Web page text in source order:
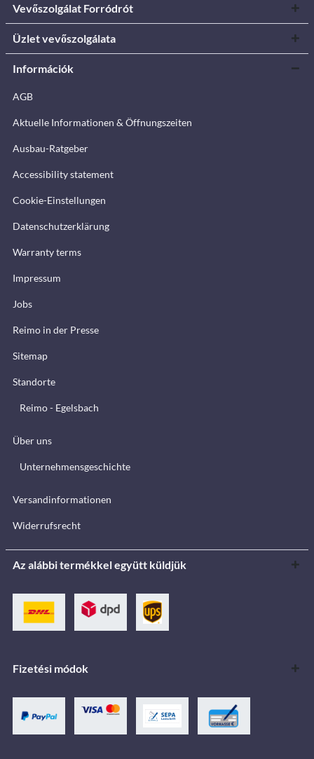
Vevőszolgálat Forródrót
Üzlet vevőszolgálata
Információk
AGB
Aktuelle Informationen & Öffnungszeiten
Ausbau-Ratgeber
Accessibility statement
Cookie-Einstellungen
Datenschutzerklärung
Warranty terms
Impressum
Jobs
Reimo in der Presse
Sitemap
Standorte
Reimo - Egelsbach
Über uns
Unternehmensgeschichte
Versandinformationen
Widerrufsrecht
Az alábbi termékkel együtt küldjük
Fizetési módok